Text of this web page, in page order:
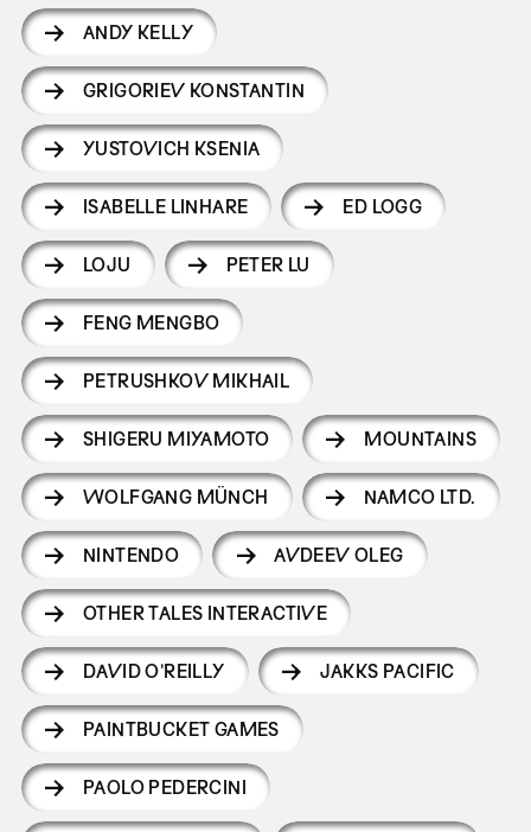
ANDY KELLY
GRIGORIEV KONSTANTIN
YUSTOVICH KSENIA
ISABELLE LINHARE ED LOGG
LOJU PETER LU
FENG MENGBO
PETRUSHKOV MIKHAIL
SHIGERU MIYAMOTO MOUNTAINS
WOLFGANG MÜNCH NAMCO LTD.
NINTENDO AVDEEV OLEG
OTHER TALES INTERACTIVE
DAVID O’REILLY JAKKS PACIFIC
PAINTBUCKET GAMES
PAOLO PEDERCINI